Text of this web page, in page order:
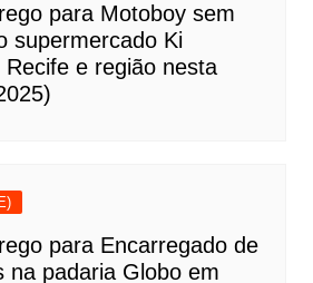
para Motoboy sem
supermercado Ki
e região nesta
para Encarregado de
na padaria Globo em